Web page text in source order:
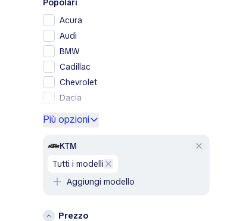
Acura
Audi
BMW
Cadillac
Chevrolet
Dacia
GMC
Honda
Più opzioni
KTM
tutti i modelli
Aggiungi modello
Prezzo